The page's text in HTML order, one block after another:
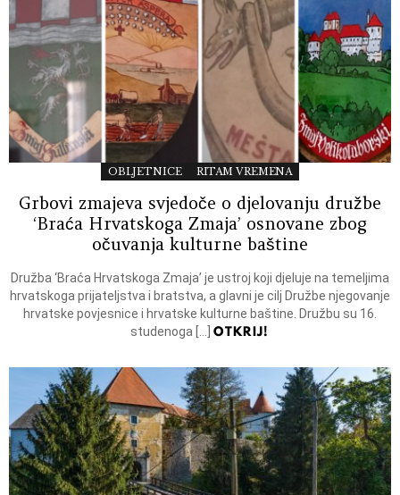
OBLJETNICE RITAM VREMENA
Grbovi zmajeva svjedoče o djelovanju družbe
‘Braća Hrvatskoga Zmaja’ osnovane zbog
očuvanja kulturne baštine
Družba ‘Braća Hrvatskoga Zmaja’ je ustroj koji djeluje na temeljima
hrvatskoga prijateljstva i bratstva, a glavni je cilj Družbe njegovanje
hrvatske povjesnice i hrvatske kulturne baštine. Družbu su 16.
studenoga […]OTKRIJ!